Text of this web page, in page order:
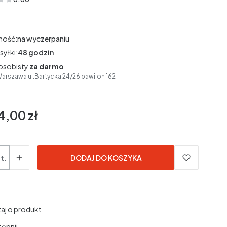
(Oceny: 0 Recenzje: 0)
na wyczerpaniu
48 godzin
za darmo
ul.Bartycka 24/26 pawilon 162
zł
VAT
DODAJ DO KOSZYKA
o produkt